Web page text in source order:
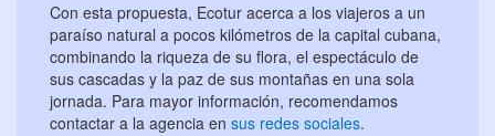
Con esta propuesta, Ecotur acerca a los viajeros a un
paraíso natural a pocos kilómetros de la capital cubana,
combinando la riqueza de su flora, el espectáculo de
sus cascadas y la paz de sus montañas en una sola
jornada. Para mayor información, recomendamos
contactar a la agencia en sus redes sociales.